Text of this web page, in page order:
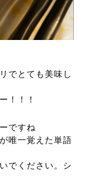
でとても美味し
！！！
ですね
唯一覚えた単語
でください。シ